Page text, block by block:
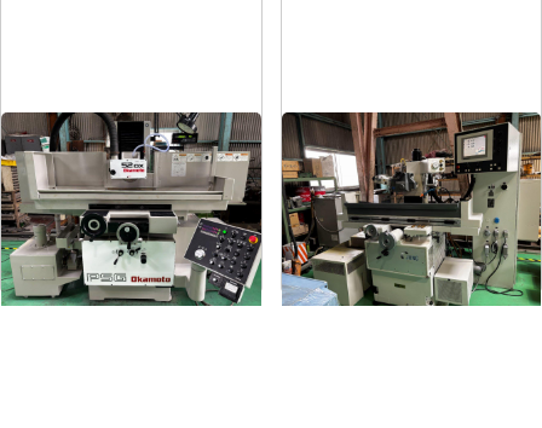
平面研削盤
メーカー 岡本
形 式PSG-52DX
年 1997
平面研削盤
メーカー ユング
形 式JF-420N
年 式2006